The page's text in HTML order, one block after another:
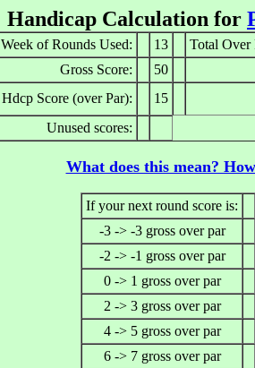
Handicap Calculation for
Week of Rounds Used: 13 Total Over
Gross Score:
50
Hdcp Score (over Par):
15
Unused scores:
What does this mean?
If your next round score is:
-3 -> -3 gross over par
-2 -> -1 gross over par
0 -> 1 gross over par
2 -> 3 gross over par
4 -> 5 gross over par
6 -> 7 gross over par